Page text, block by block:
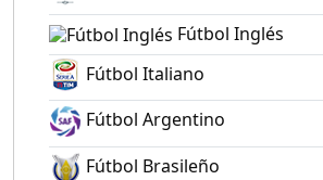
Fútbol Inglés
Fútbol Italiano
Fútbol Argentino
Fútbol Brasileño